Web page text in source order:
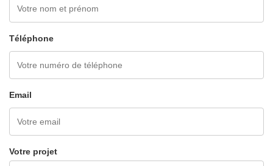
Téléphone
Email
Votre projet